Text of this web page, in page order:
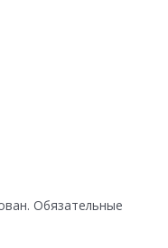
Обязательные